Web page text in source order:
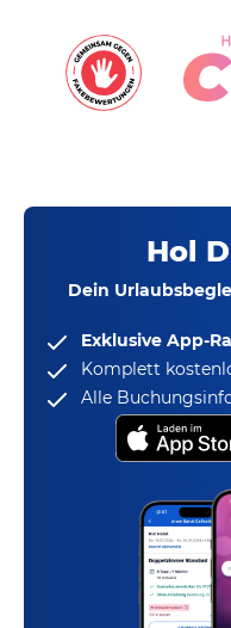
Hol
Dein
Exklusive App-
Komplett
Alle